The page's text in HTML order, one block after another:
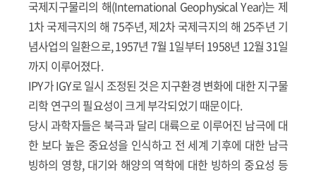
국제지구물리의 해(International Geophysical Year)는 제
1차 국제극지의 해 75주년, 제2차 국제극지의 해 25주년 기
념사업의 일환으로, 1957년 7월 1일부터 1958년 12월 31일
까지 이루어졌다.
IPY가 IGY로 일시 조정된 것은 지구환경 변화에 대한 지구물
리학 연구의 필요성이 크게 부각되었기 때문이다.
당시 과학자들은 북극과 달리 대륙으로 이루어진 남극에 대
한 보다 높은 중요성을 인식하고 전 세계 기후에 대한 남극
빙하의 영향, 대기와 해양의 역학에 대한 빙하의 중요성 등